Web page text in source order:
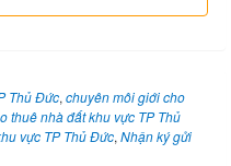
Thủ Đức, chuyên môi giới cho
thuê nhà đất khu vực TP Thủ
vực TP Thủ Đức, Nhận ký gửi